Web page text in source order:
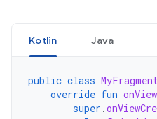
Kotlin Java
public class
override fun
super .